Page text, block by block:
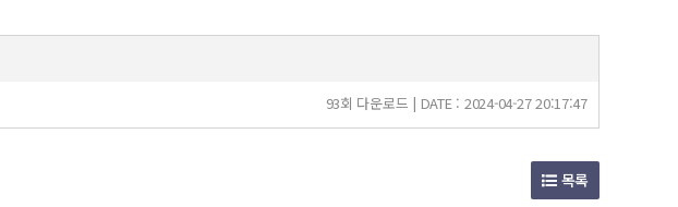
93회 다운로드 | DATE : 2024-04-27 20:17:47
목록